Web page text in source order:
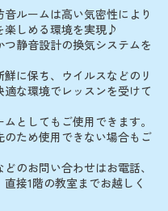
ルームは高い気密性により
楽しめる環境を実現♪
つ静音設計の換気システムを
に保ち、ウイルスなどのリ
適な環境でレッスンを受けて
としてもご使用できます。
のため使用できない場合もご
のお問い合わせはお電話、
接1階の教室までお越しく